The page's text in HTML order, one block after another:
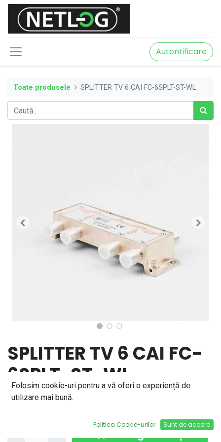
Autentificare
Toate produsele SPLITTER TV 6 CAI FC-6SPLT-ST-WL
SPLITTER TV 6 CAI FC-
6SPLT-ST-WL
21,15lei
Adaugă în coș
Folosim cookie-uri pentru a vă oferi o experiență de
utilizare mai bună.
Politica Cookie-urilor Sunt de acoord